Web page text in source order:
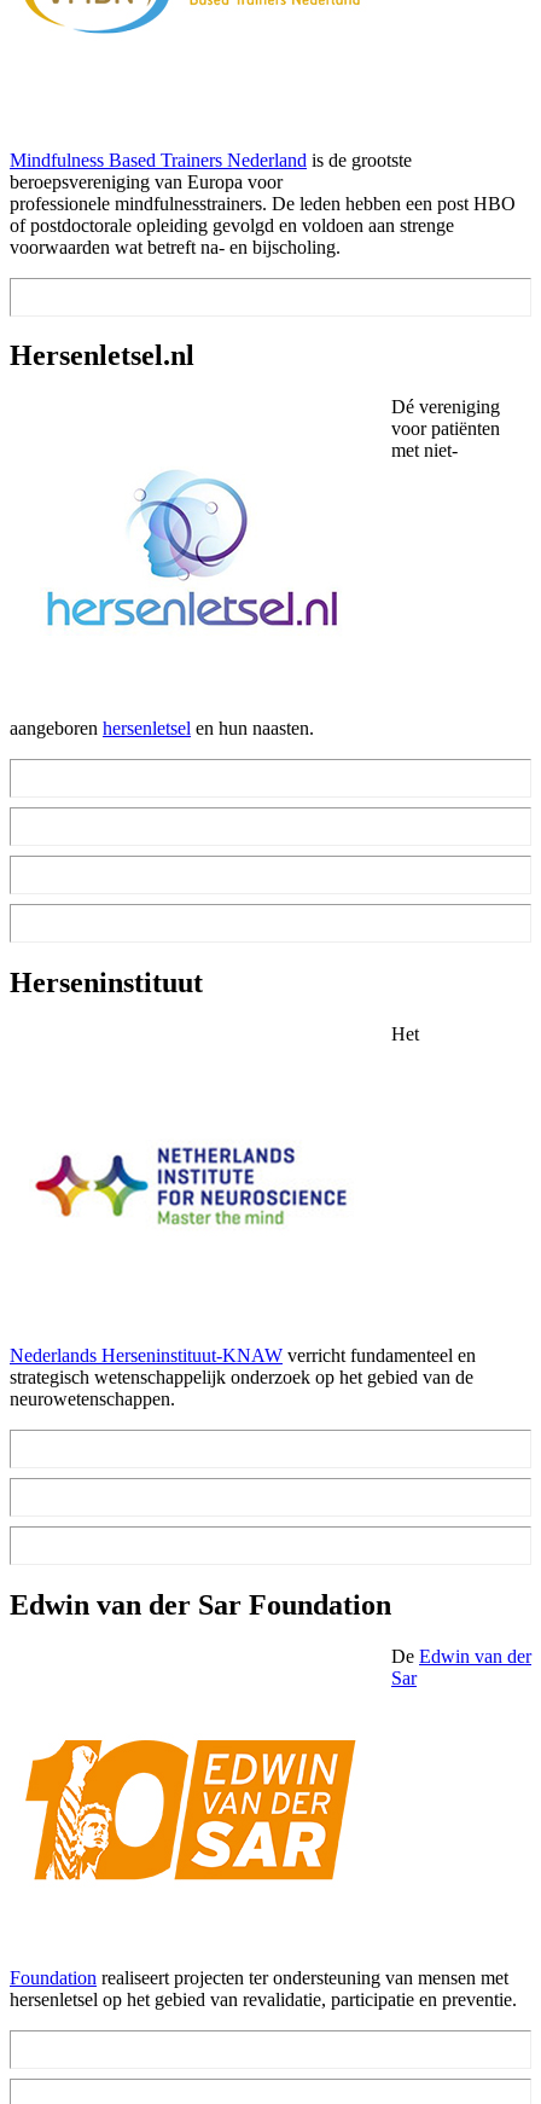
Mindfulness Based Trainers Nederland is de grootste
beroepsvereniging van Europa voor
professionele mindfulnesstrainers. De leden hebben een post HBO
of postdoctorale opleiding gevolgd en voldoen aan strenge
voorwaarden wat betreft na- en bijscholing.
Hersenletsel.nl
Dé vereniging
voor patiënten
met niet-
aangeboren hersenletsel en hun naasten.
Herseninstituut
Het
Nederlands Herseninstituut-KNAW verricht fundamenteel en
strategisch wetenschappelijk onderzoek op het gebied van de
neurowetenschappen.
Edwin van der Sar Foundation
De Edwin van der
Sar
Foundation realiseert projecten ter ondersteuning van mensen met
hersenletsel op het gebied van revalidatie, participatie en preventie.